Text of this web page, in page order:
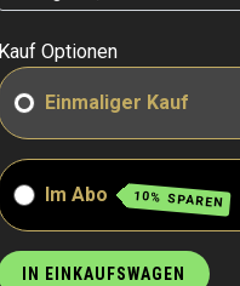
Kauf Optionen
Einmaliger Kauf
Im Abo 10% SPAREN
IN EINKAUFSWAGEN